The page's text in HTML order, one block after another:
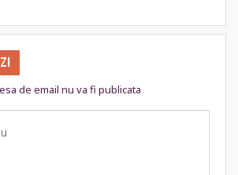
de email nu va fi publicata